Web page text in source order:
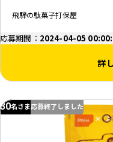
飛騨の駄菓子打保屋
応募期間： 2024-04-05
詳
30名さま応募終了しました